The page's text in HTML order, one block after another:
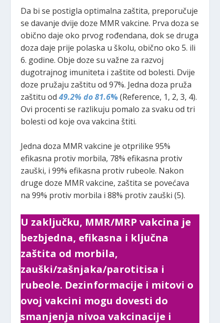
Da bi se postigla optimalna zaštita, preporučuje
se davanje dvije doze MMR vakcine. Prva doza se
obično daje oko prvog rođendana, dok se druga
doza daje prije polaska u školu, obično oko 5. ili
6. godine. Obje doze su važne za razvoj
dugotrajnog imuniteta i zaštite od bolesti. Dvije
doze pružaju zaštitu od 97%. Jedna doza pruža
zaštitu od49.2% do 81.6%(Reference, 1, 2, 3, 4).
Ovi procenti se razlikuju pomalo za svaku od tri
bolesti od koje ova vakcina štiti.
Jedna doza MMR vakcine je otprilike 95%
efikasna protiv morbila, 78% efikasna protiv
zauški, i 99% efikasna protiv rubeole. Nakon
druge doze MMR vakcine, zaštita se povećava
na 99% protiv morbila i 88% protiv zauški (5).
U zaključku, MMR/MRP vakcina je
bezbjedna, efikasna i ključna
zaštita od morbila,
zauški/zašnjaka/parotitisa i
rubeole. Dezinformacije i mitovi o
ovoj vakcini mogu dovesti do
smanjenja nivoa vakcinacije i